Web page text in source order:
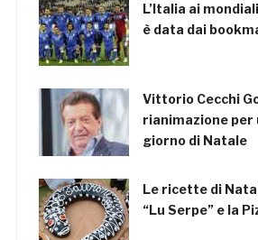
L’Italia ai
è data dai
Vittorio Cecchi
rianimazione per
giorno di Natale
Le ricette di
“Lu Serpe” e la